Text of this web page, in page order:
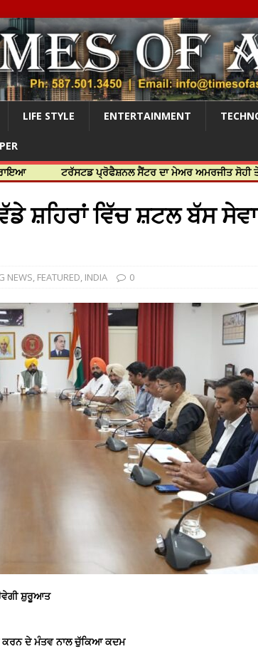
LIFE STYLE ENTERTAINMENT
ਟਰੱਸਟਡ ਪ੍ਰੋਫੈਸ਼ਨਲ ਸੈਂਟਰ ਦਾ ਮੇਅਰ ਅਮਰਜੀਤ ਸੋਹੀ ਤੇ ਵਿਧਾਇਕ
ਸ਼ਹਿਰਾਂ ਵਿੱਚ ਸ਼ਟਲ ਬੱਸ ਸੇਵਾ
NEWS, FEATURED, INDIA 0
ਸ਼ੁਰੂਆਤ
ਦੇ ਮੰਤਵ ਨਾਲ ਚੁੱਕਿਆ ਕਦਮ